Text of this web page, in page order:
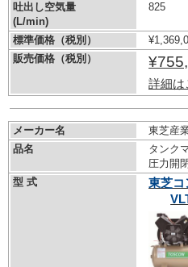
吐出し空気量
(L/min)
825
標準価格（税別）
販売価格（税別）
詳細は
メーカー名
東芝産
品名
タンク
圧力開
型 式
東芝コ